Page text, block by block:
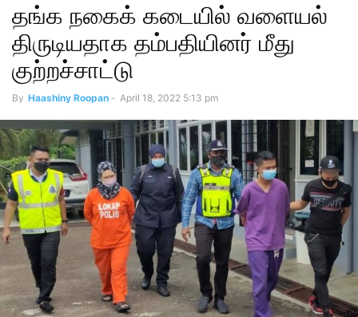
தங்க நகைக் கடையில் வளையல்
திருடியதாக தம்பதியினர் மீது
குற்றச்சாட்டு
By Haashiny Roopan - April 18, 2022 5:13 pm